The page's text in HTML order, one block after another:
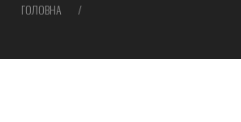
ГОЛОВНА